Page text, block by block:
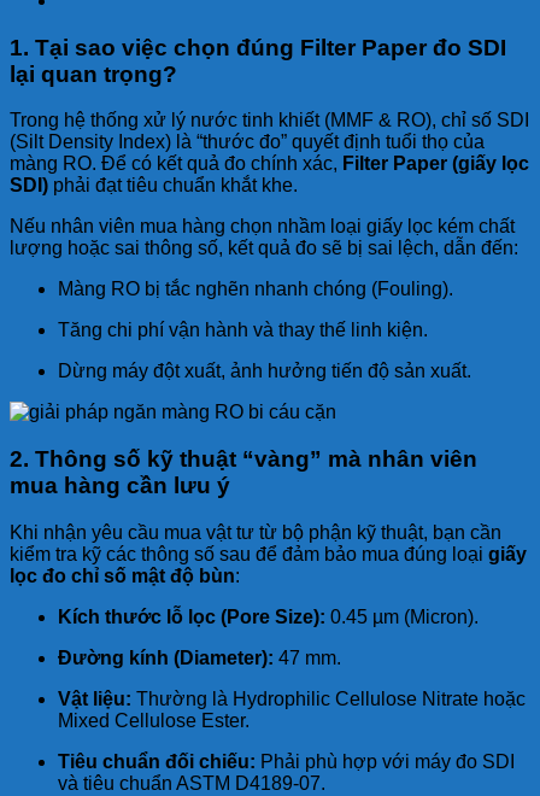
1. Tại sao việc chọn đúng Filter Paper đo SDI
lại quan trọng?
Trong hệ thống xử lý nước tinh khiết (MMF & RO), chỉ số SDI
(Silt Density Index) là “thước đo” quyết định tuổi thọ của
màng RO. Để có kết quả đo chính xác, Filter Paper (giấy lọc
SDI) phải đạt tiêu chuẩn khắt khe.
Nếu nhân viên mua hàng chọn nhầm loại giấy lọc kém chất
lượng hoặc sai thông số, kết quả đo sẽ bị sai lệch, dẫn đến:
Màng RO bị tắc nghẽn nhanh chóng (Fouling).
Tăng chi phí vận hành và thay thế linh kiện.
Dừng máy đột xuất, ảnh hưởng tiến độ sản xuất.
2. Thông số kỹ thuật “vàng” mà nhân viên
mua hàng cần lưu ý
Khi nhận yêu cầu mua vật tư từ bộ phận kỹ thuật, bạn cần
kiểm tra kỹ các thông số sau để đảm bảo mua đúng loại giấy
lọc đo chỉ số mật độ bùn:
Kích thước lỗ lọc (Pore Size): 0.45 µm (Micron).
Đường kính (Diameter): 47 mm.
Vật liệu: Thường là Hydrophilic Cellulose Nitrate hoặc
Mixed Cellulose Ester.
Tiêu chuẩn đối chiếu: Phải phù hợp với máy đo SDI
và tiêu chuẩn ASTM D4189-07.